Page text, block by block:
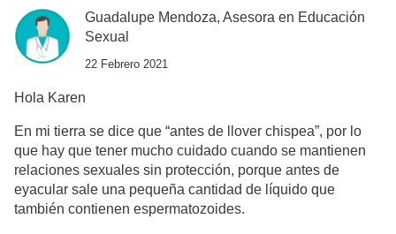
Guadalupe Mendoza, Asesora en Educación
Sexual
22 Febrero 2021
Hola Karen
En mi tierra se dice que “antes de llover chispea”, por lo
que hay que tener mucho cuidado cuando se mantienen
relaciones sexuales sin protección, porque antes de
eyacular sale una pequeña cantidad de líquido que
también contienen espermatozoides.